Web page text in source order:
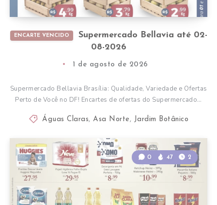
ENCARTE VENCIDO
Supermercado Bellavia até 02-
08-2026
1 de agosto de 2026
Supermercado Bellavia Brasília: Qualidade, Variedade e Ofertas
Perto de Você no DF! Encartes de ofertas do Supermercado…
Águas Claras,Asa Norte, Jardim Botânico
0 47 2